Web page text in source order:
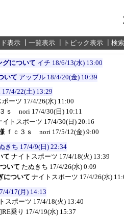
表示 一覧表示 トピック表示 検索
グについて イチ 18/6/13(水) 13:00
いて アップル 18/4/20(金) 10:39
17/4/22(土) 13:29
ポーツ 17/4/26(水) 11:00
３ｓ nori 17/4/30(日) 10:11
イトスポーツ 17/4/30(日) 20:16
ｆｃ３ｓ nori 17/5/12(金) 9:00
きち 17/4/9(日) 22:34
て ナイトスポーツ 17/4/18(火) 13:39
いて たぬきち 17/4/26(水) 0:09
について ナイトスポーツ 17/4/26(水)
4/17(月) 14:13
スポーツ 17/4/18(火) 13:40
RE乗り 17/4/19(水) 15:37